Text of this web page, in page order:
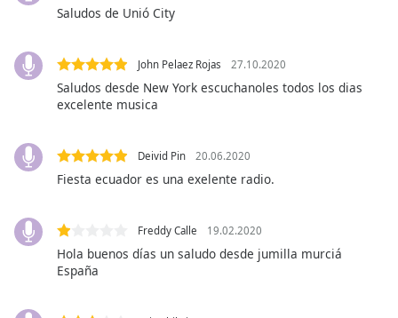
Caption
Background
Color
Font
Text
Saludos de Unió City
John Pelaez Rojas 27.10.2020
Saludos desde New York escuchanoles todos los dias
excelente musica
Deivid Pin 20.06.2020
Fiesta ecuador es una exelente radio.
Freddy Calle 19.02.2020
Hola buenos días un saludo desde jumilla murciá
España